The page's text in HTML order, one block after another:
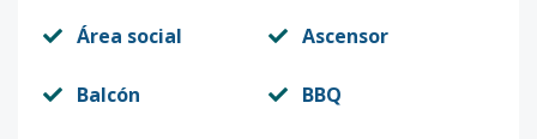
Área social Ascensor
Balcón BBQ